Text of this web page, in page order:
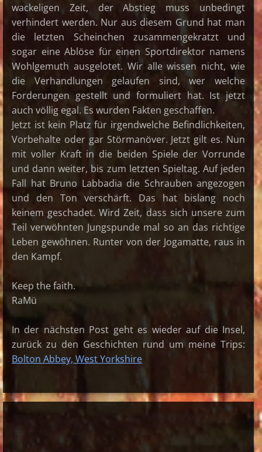
wackeligen Zeit, der Abstieg muss unbedingt
verhindert werden. Nur aus diesem Grund hat man
die letzten Scheinchen zusammengekratzt und
sogar eine Ablöse für einen Sportdirektor namens
Wohlgemuth ausgelotet. Wir alle wissen nicht, wie
die Verhandlungen gelaufen sind, wer welche
Forderungen gestellt und formuliert hat. Ist jetzt
auch völlig egal. Es wurden Fakten geschaffen.
Jetzt ist kein Platz für irgendwelche Befindlichkeiten,
Vorbehalte oder gar Störmanöver. Jetzt gilt es. Nun
mit voller Kraft in die beiden Spiele der Vorrunde
und dann weiter, bis zum letzten Spieltag. Auf jeden
Fall hat Bruno Labbadia die Schrauben angezogen
und den Ton verschärft. Das hat bislang noch
keinem geschadet. Wird Zeit, dass sich unsere zum
Teil verwöhnten Jungspunde mal so an das richtige
Leben gewöhnen. Runter von der Jogamatte, raus in
den Kampf.
Keep the faith.
RaMü
In der nächsten Post geht es wieder auf die Insel,
zurück zu den Geschichten rund um meine Trips:
Bolton Abbey, West Yorkshire